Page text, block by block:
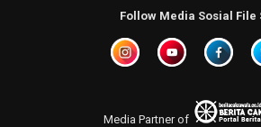
Follow Media Sosial File
Media Partner of